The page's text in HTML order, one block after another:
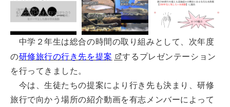
中学２年生は総合の時間の取り組みとして、次年度
の研修旅行の行き先を提案
するプレゼンテーション
を行ってきました。
今は、生徒たちの提案により行き先も決まり、研修
旅行で向かう場所の紹介動画を有志メンバーによって